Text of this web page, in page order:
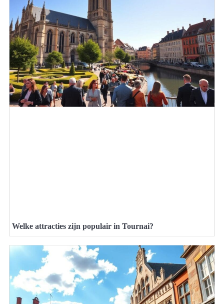
Welke attracties zijn populair in Tournai?